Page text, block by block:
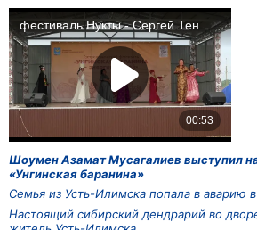
Шоумен Азамат Мусагалиев выступил
«Унгинская баранина»
Семья из Усть-Илимска попала в аварию
Настоящий сибирский дендрарий во